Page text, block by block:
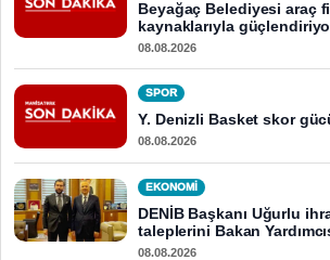
Beyağaç Belediyesi araç
kaynaklarıyla
08.08.2026
SPOR
Y. Denizli Basket skor
08.08.2026
EKONOMI
DENİB Başkanı Uğurlu
taleplerini Bakan
08.08.2026